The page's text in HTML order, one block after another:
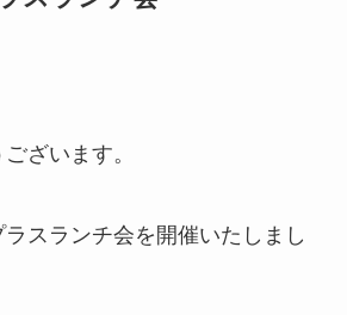
ざいます。
スランチ会を開催いたしまし